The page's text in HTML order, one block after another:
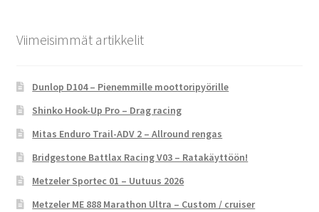
Viimeisimmät artikkelit
Dunlop D104 – Pienemmille moottoripyörille
Shinko Hook-Up Pro – Drag racing
Mitas Enduro Trail-ADV 2 – Allround rengas
Bridgestone Battlax Racing V03 – Ratakäyttöön!
Metzeler Sportec 01 – Uutuus 2026
Metzeler ME 888 Marathon Ultra – Custom / cruiser